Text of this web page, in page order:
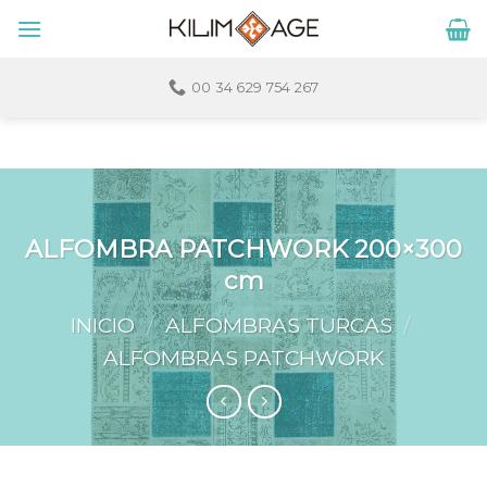
00 34 629 754 267
ALFOMBRA PATCHWORK 200×300
cm
INICIO / ALFOMBRAS TURCAS /
ALFOMBRAS PATCHWORK